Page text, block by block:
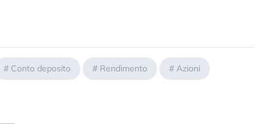
# Conto deposito # Rendimento # Azioni